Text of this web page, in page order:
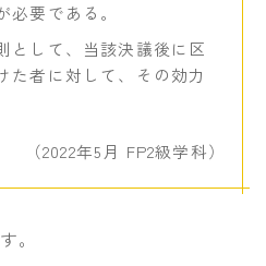
必要である。
として、当該決議後に区
た者に対して、その効力
（2022年5月 FP2級学科）
。